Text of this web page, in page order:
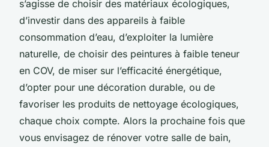
s’agisse de choisir des matériaux écologiques,
d’investir dans des appareils à faible
consommation d’eau, d’exploiter la lumière
naturelle, de choisir des peintures à faible teneur
en COV, de miser sur l’efficacité énergétique,
d’opter pour une décoration durable, ou de
favoriser les produits de nettoyage écologiques,
chaque choix compte. Alors la prochaine fois que
vous envisagez de rénover votre salle de bain,